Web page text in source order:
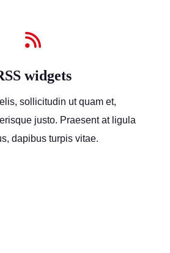
widgets
sollicitudin ut quam et,
justo. Praesent at ligula
dapibus turpis vitae.